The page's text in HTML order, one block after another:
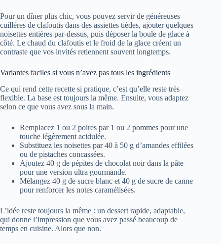
Pour un dîner plus chic, vous pouvez servir de généreuses
cuillères de clafoutis dans des assiettes tièdes, ajouter quelques
noisettes entières par-dessus, puis déposer la boule de glace à
côté. Le chaud du clafoutis et le froid de la glace créent un
contraste que vos invités retiennent souvent longtemps.
Variantes faciles si vous n’avez pas tous les ingrédients
Ce qui rend cette recette si pratique, c’est qu’elle reste très
flexible. La base est toujours la même. Ensuite, vous adaptez
selon ce que vous avez sous la main.
Remplacez 1 ou 2 poires par 1 ou 2 pommes pour une
touche légèrement acidulée.
Substituez les noisettes par 40 à 50 g d’amandes effilées
ou de pistaches concassées.
Ajoutez 40 g de pépites de chocolat noir dans la pâte
pour une version ultra gourmande.
Mélangez 40 g de sucre blanc et 40 g de sucre de canne
pour renforcer les notes caramélisées.
L’idée reste toujours la même : un dessert rapide, adaptable,
qui donne l’impression que vous avez passé beaucoup de
temps en cuisine. Alors que non.